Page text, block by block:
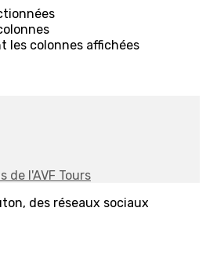
les colonnes affichées
de l'AVF Tours
des réseaux sociaux